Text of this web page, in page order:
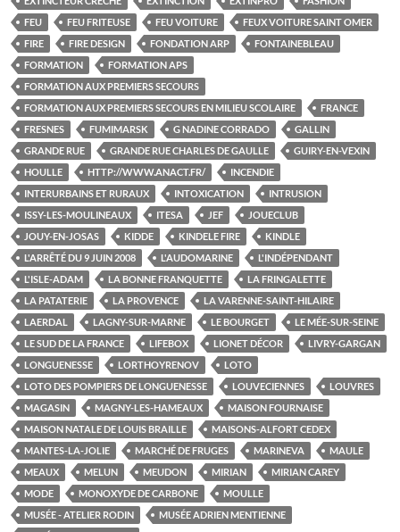
FEU
FEU FRITEUSE FEU VOITURE
FEUX VOITURE SAINT OMER
FIRE
FIRE DESIGN FONDATION ARP
FONTAINEBLEAU
FORMATION
FORMATION APS
FORMATION AUX PREMIERS SECOURS
FORMATION AUX PREMIERS SECOURS EN MILIEU SCOLAIRE
FRANCE
FRESNES
FUMIMARSK G NADINE CORRADO
GALLIN
GRANDE RUE
GRANDE RUE CHARLES DE GAULLE
GUIRY-EN-VEXIN
HOULLE
HTTP://WWW.ANACT.FR/
INCENDIE
INTERURBAINS ET RURAUX
INTOXICATION
INTRUSION
ISSY-LES-MOULINEAUX
ITESA JEF
JOUECLUB
JOUY-EN-JOSAS
KIDDE KINDELE FIRE
KINDLE
L'ARRÊTÉ DU 9 JUIN 2008
L'AUDOMARINE
L'INDÉPENDANT
L'ISLE-ADAM
LA BONNE FRANQUETTE
LA FRINGALETTE
LA PATATERIE
LA PROVENCE
LA VARENNE-SAINT-HILAIRE
LAERDAL
LAGNY-SUR-MARNE LE BOURGET
LE MÉE-SUR-SEINE
LE SUD DE LA FRANCE
LIFEBOX LIONET DÉCOR
LIVRY-GARGAN
LONGUENESSE
LORTHOYRENOV
LOTO
LOTO DES POMPIERS DE LONGUENESSE
LOUVECIENNES
LOUVRES
MAGASIN
MAGNY-LES-HAMEAUX
MAISON FOURNAISE
MAISON NATALE DE LOUIS BRAILLE
MAISONS-ALFORT CEDEX
MANTES-LA-JOLIE
MARCHÉ DE FRUGES MARINEVA
MAULE
MEAUX
MELUN MEUDON MIRIAN
MIRIAN CAREY
MODE
MONOXYDE DE CARBONE
MOULLE
MUSÉE - ATELIER RODIN
MUSÉE ADRIEN MENTIENNE